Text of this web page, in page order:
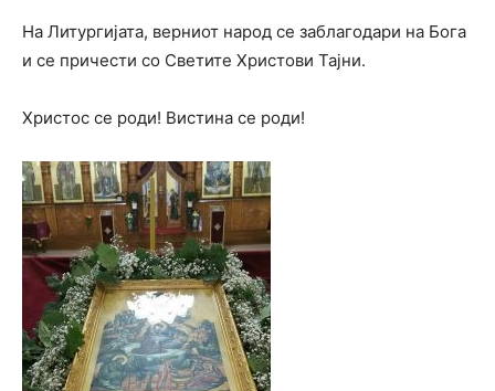
На Литургијата, верниот народ се заблагодари на Бога
и се причести со Светите Христови Тајни.
Христос се роди! Вистина се роди!